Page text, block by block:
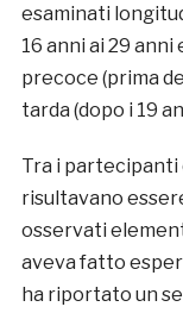
esaminati
16 anni ai 29
precoce (prima
tarda (dopo i 19
Tra i partecipanti
risultavano
osservati
aveva fatto
ha riportato un